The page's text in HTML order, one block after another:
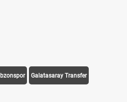
Galatasaray Transfer